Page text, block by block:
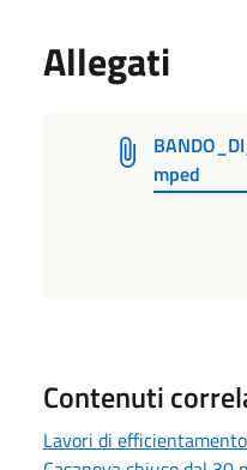
Allegati
mped
Contenuti
Lavori di